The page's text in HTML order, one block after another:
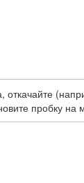
откачай­те
пробку на